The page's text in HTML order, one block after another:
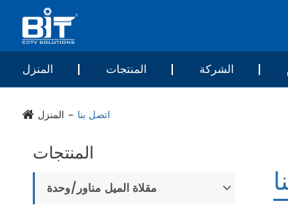
المنزل المنتجات الشركة
المنزل اتصل بنا
المنتجات
مقلاة الميل مناور/وحدة